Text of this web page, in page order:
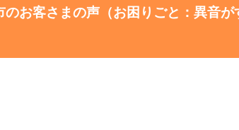
お客さまの声（お困りごと：異音が